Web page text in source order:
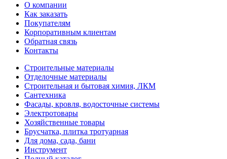
О компании
Как заказать
Покупателям
Корпоративным клиентам
Обратная связь
Контакты
Строительные материалы
Отделочные материалы
Строительная и бытовая химия, ЛКМ
Сантехника
Фасады, кровля, водосточные системы
Электротовары
Хозяйственные товары
Брусчатка, плитка тротуарная
Для дома, сада, бани
Инструмент